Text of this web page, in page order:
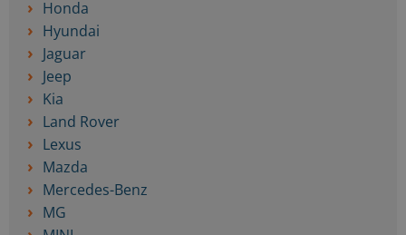
Honda
Hyundai
Jaguar
Jeep
Kia
Land Rover
Lexus
Mazda
Mercedes-Benz
MG